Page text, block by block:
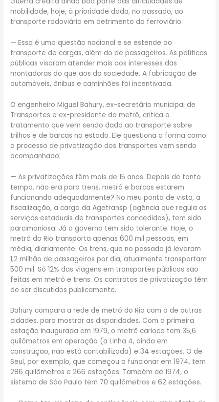
mobilidade, hoje, à prioridade dada, no passado, ao
transporte rodoviário em detrimento do ferroviário:
— Essa é uma questão nacional e se estende ao
transporte de cargas, além do de passageiros. As políticas
públicas visaram atender mais aos interesses das
montadoras do que aos da sociedade. A fabricação de
automóveis, ônibus e caminhões foi incentivada.
O engenheiro Miguel Bahury, ex-secretário municipal de
Transportes e ex-presidente do metrô, critica o
tratamento que vem sendo dado ao transporte sobre
trilhos e de barcas no estado. Ele questiona a forma como
o processo de privatização dos transportes vem sendo
acompanhado:
— As privatizações têm mais de 15 anos. Depois de tanto
tempo, não era para trens, metrô e barcas estarem
funcionando adequadamente? No meu ponto de vista, a
fiscalização, a cargo da Agetransp (agência que regula os
serviços estaduais de transportes concedidos), tem sido
parcimoniosa. Já o governo tem sido tolerante. Hoje, o
metrô do Rio transporta apenas 600 mil pessoas, em
média, diariamente. Os trens, que no passado já levaram
1,2 milhão de passageiros por dia, atualmente transportam
500 mil. Só 12% das viagens em transportes públicos são
feitas em metrô e trens. Os contratos de privatização têm
de ser discutidos publicamente.
Bahury compara a rede de metrô do Rio com à de outras
cidades, para mostrar as disparidades. Com a primeira
estação inaugurada em 1979, o metrô carioca tem 35,6
quilômetros em operação (a Linha 4, ainda em
construção, não está contabilizada) e 34 estações. O de
Seul, por exemplo, que começou a funcionar em 1974, tem
286 quilômetros e 266 estações. Também de 1974, o
sistema de São Paulo tem 70 quilômetros e 62 estações.